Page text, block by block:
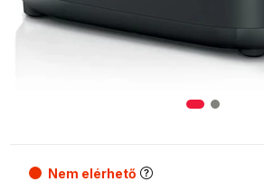
Nem elérhető